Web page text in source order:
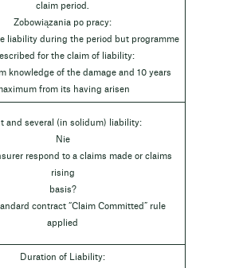
claim period.
Zobowiązania po pracy:
liability during the period but programme
for the claim of liability:
knowledge of the damage and 10 years
from its having arisen
and several (in solidum) liability:
Nie
respond to a claims made or claims
rising
basis?
contract “Claim Committed” rule
applied
Duration of Liability: